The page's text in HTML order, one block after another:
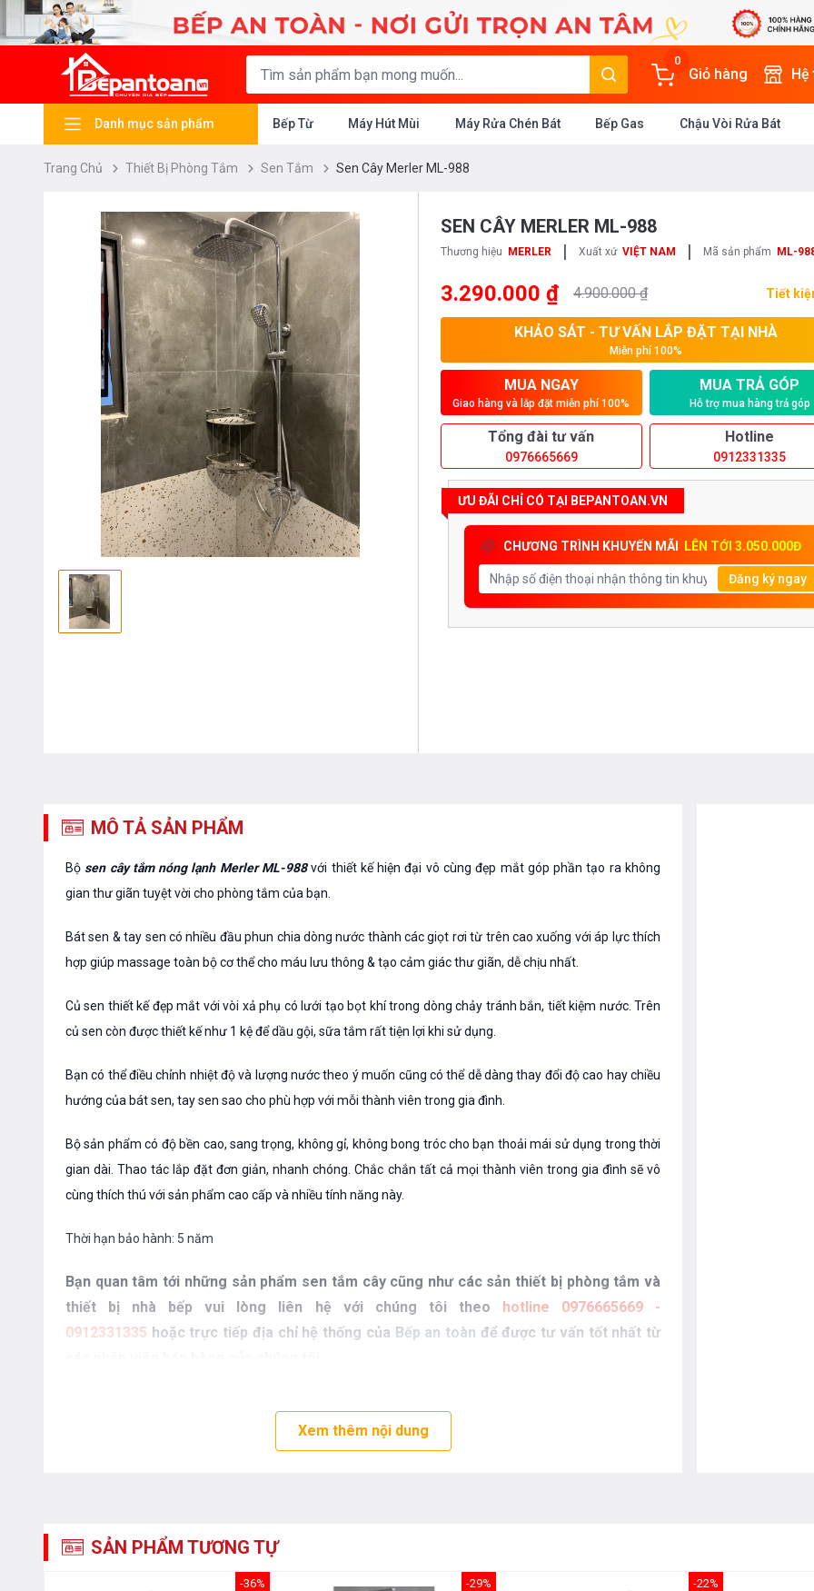
0
Giỏ hàng
Danh mục sản phẩm Bếp Từ Máy Hút Mùi Máy Rửa Chén Bát Bếp Gas Chậu Vòi Rửa Bát
Trang Chủ Thiết Bị Phòng Tắm Sen Tắm Sen Cây Merler ML-988
SEN CÂY MERLER ML-988
Thương hiệu MERLER | Xuất xứ VIỆT NAM | Mã sản phẩm ML-
3.290.000 ₫ 4.900.000 ₫ Tiết
KHẢO SÁT - TƯ VẤN LẮP ĐẶT TẠI NHÀ
Miễn phí 100%
MUA NGAY
Giao hàng và lắp đặt miễn phí 100%
MUA TRẢ GÓP
Hỗ trợ mua hàng trả góp
Tổng đài tư vấn
0976665669
Hotline
0912331335
ƯU ĐÃI CHỈ CÓ TẠI BEPANTOAN.VN
CHƯƠNG TRÌNH KHUYẾN MÃI LÊN TỚI 3.050.000Đ
Đăng ký ngay
MÔ TẢ SẢN PHẨM
Bộ sen cây tắm nóng lạnh Merler ML-988với thiết kế hiện đại vô cùng đẹp mắt góp phần tạo ra không
gian thư giãn tuyệt vời cho phòng tắm của bạn.
Bát sen & tay sen có nhiều đầu phun chia dòng nước thành các giọt rơi từ trên cao xuống với áp lực thích
hợp giúp massage toàn bộ cơ thể cho máu lưu thông & tạo cảm giác thư giãn, dễ chịu nhất.
Củ sen thiết kế đẹp mắt với vòi xả phụ có lưới tạo bọt khí trong dòng chảy tránh bắn, tiết kiệm nước. Trên
củ sen còn được thiết kế như 1 kệ để dầu gội, sữa tắm rất tiện lợi khi sử dụng.
Bạn có thể điều chỉnh nhiệt độ và lượng nước theo ý muốn cũng có thể dễ dàng thay đổi độ cao hay chiều
hướng của bát sen, tay sen sao cho phù hợp với mỗi thành viên trong gia đình.
Bộ sản phẩm có độ bền cao, sang trọng, không gỉ, không bong tróc cho bạn thoải mái sử dụng trong thời
gian dài. Thao tác lắp đặt đơn giản, nhanh chóng. Chắc chắn tất cả mọi thành viên trong gia đình sẽ vô
cùng thích thú với sản phẩm cao cấp và nhiều tính năng này.
Thời hạn bảo hành: 5 năm
Bạn quan tâm tới những sản phẩm sen tắm cây cũng như các sản thiết bị phòng tắm và
thiết bị nhà bếp vui lòng liên hệ với chúng tôi theo hotline 0976665669 -
0912331335 hoặc trực tiếp địa chỉ hệ thống của Bếp an toàn để được tư vấn tốt nhất từ
Xem thêm nội dung
SẢN PHẨM TƯƠNG TỰ
-36% -29% -22%